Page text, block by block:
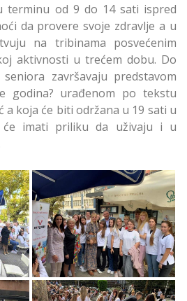
terminu od 9 do 14 sati ispred
da provere svoje zdravlje a u
na tribinama posvećenim
aktivnosti u trećem dobu. Do
završavaju predstavom
godina? urađenom po tekstu
a koja će biti održana u 19 sati u
će imati priliku da uživaju i u
Otvoreni 13 Dani
seniora Zvezdara